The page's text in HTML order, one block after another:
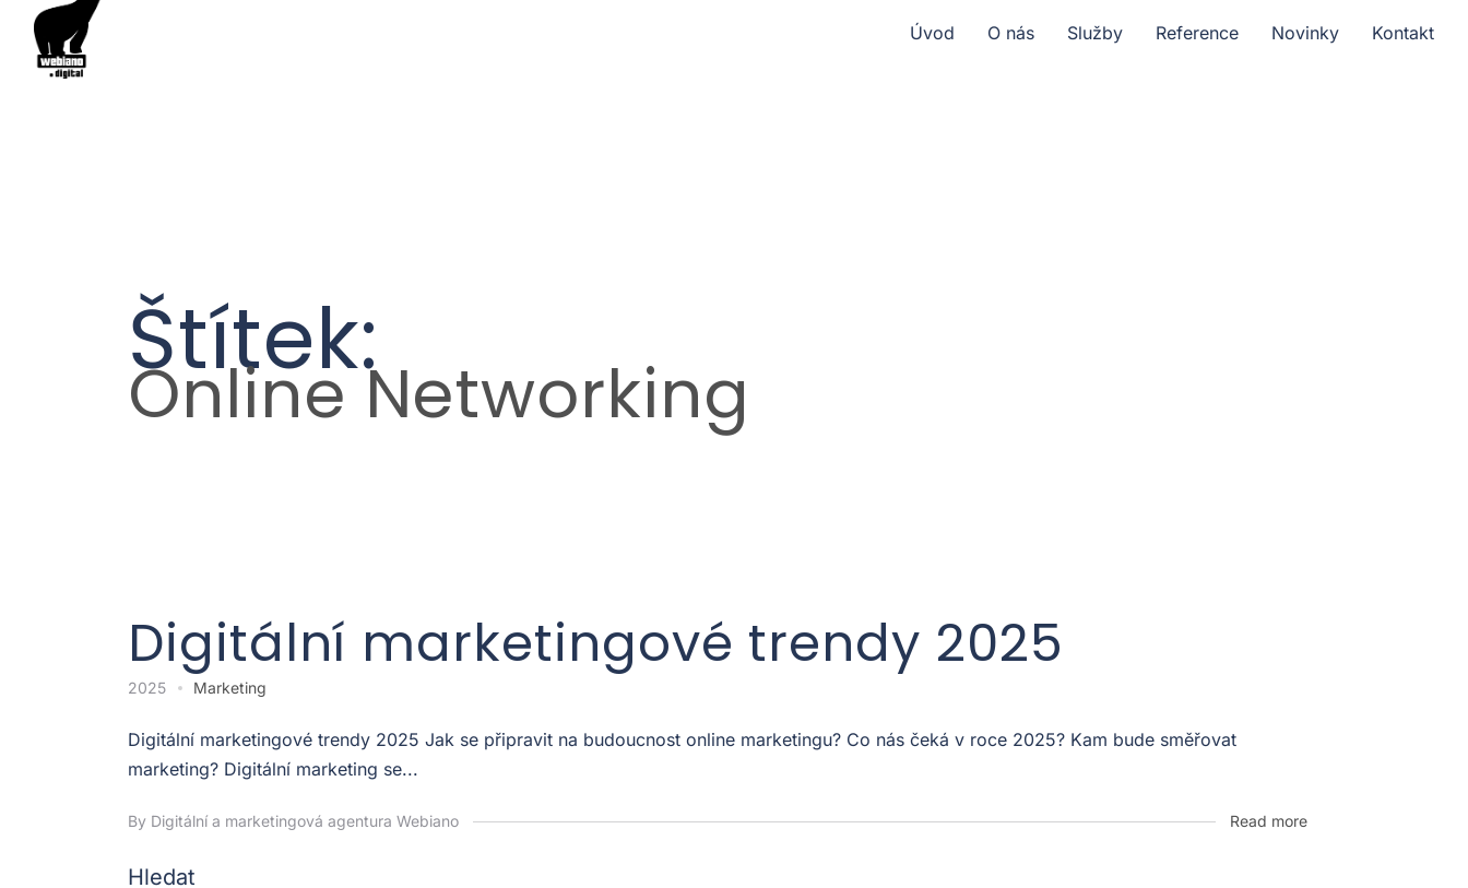
Úvod O nás Služby Reference Novinky Kontakt
Štítek:
Online Networking
Digitální marketingové trendy 2025
2025 Marketing
Digitální marketingové trendy 2025 Jak se připravit na budoucnost online marketingu? Co nás čeká v roce 2025? Kam bude směřovat
marketing? Digitální marketing se...
By Digitální a marketingová agentura Webiano Read more
Hledat